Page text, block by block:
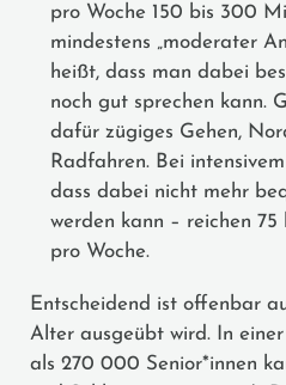
pro Woche 150 bis 300
mindestens „moderater
heißt, dass man dabei
noch gut sprechen kann.
dafür zügiges Gehen,
Radfahren. Bei
dass dabei nicht mehr
werden kann – reichen
pro Woche.
Entscheidend ist offenbar
Alter ausgeübt wird. In
als 270 000 Senior*innen